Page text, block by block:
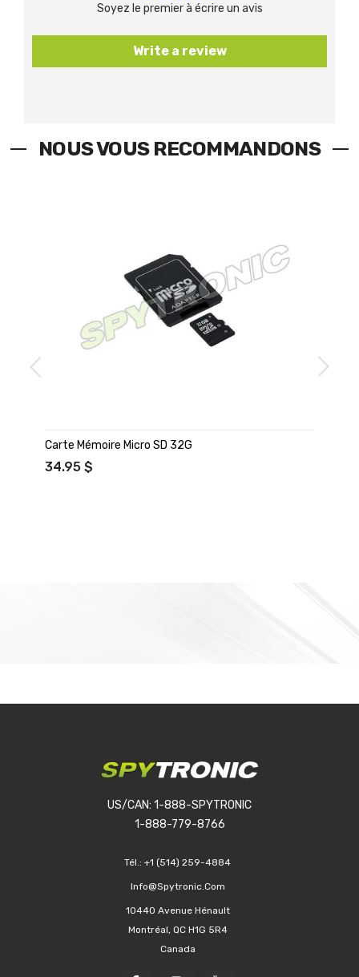
Soyez le premier à écrire un avis
Write a review
NOUS VOUS RECOMMANDONS
Carte Mémoire Micro SD 32G
34.95 $
US/CAN: 1-888-SPYTRONIC
1-888-779-8766
Tél.: +1 (514) 259-4884
Info@spytronic.com
10440 Avenue Hénault
Montréal, QC H1G 5R4
Canada